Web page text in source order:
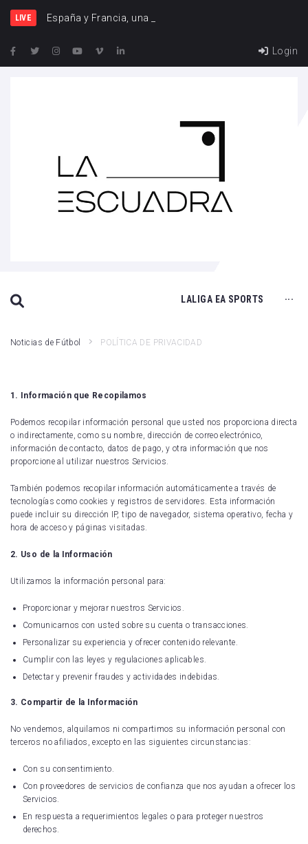
LIVE España y Francia, una rival
Login
LALIGA EA SPORTS
Rayo Vallecano
Valencia CF
FC Barcelona
UD Las Palmas
CD Leganés
Getafe CF
Real Valladolid
RCD Espanyol
···
Kings League
Fútbol Internacional
Noticias de Fútbol POLÍTICA DE PRIVACIDAD
1. Información que Recopilamos
Podemos recopilar información personal que usted nos proporciona directa
o indirectamente, como su nombre, dirección de correo electrónico,
información de contacto, datos de pago, y otra información que nos
proporcione al utilizar nuestros Servicios.
También podemos recopilar información automáticamente a través de
tecnologías como cookies y registros de servidores. Esta información
puede incluir su dirección IP, tipo de navegador, sistema operativo, fecha y
hora de acceso y páginas visitadas.
2. Uso de la Información
Utilizamos la información personal para:
Proporcionar y mejorar nuestros Servicios.
Comunicarnos con usted sobre su cuenta o transacciones.
Personalizar su experiencia y ofrecer contenido relevante.
Cumplir con las leyes y regulaciones aplicables.
Detectar y prevenir fraudes y actividades indebidas.
3. Compartir de la Información
No vendemos, alquilamos ni compartimos su información personal con
terceros no afiliados, excepto en las siguientes circunstancias:
Con su consentimiento.
Con proveedores de servicios de confianza que nos ayudan a ofrecer los
Servicios.
En respuesta a requerimientos legales o para proteger nuestros
derechos.